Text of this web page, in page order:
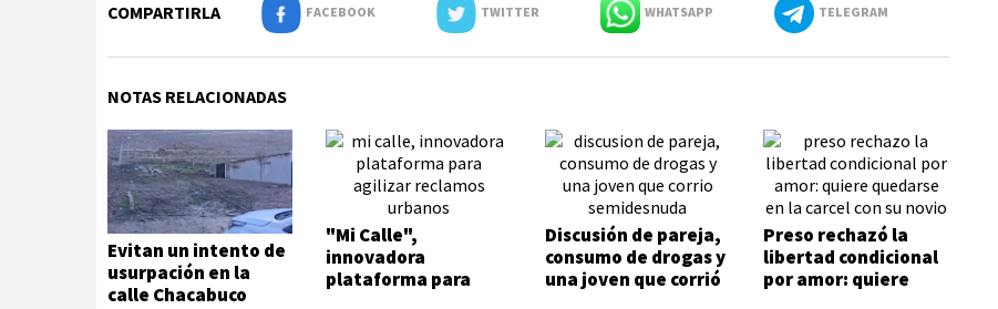
COMPARTIRLA FACEBOOK TWITTER WHATSAPP TELEGRAM
NOTAS RELACIONADAS
Evitan un intento de
usurpación en la
calle Chacabuco
"Mi Calle",
innovadora
plataforma para
Discusión de pareja,
consumo de drogas y
una joven que corrió
Preso rechazó la
libertad condicional
por amor: quiere